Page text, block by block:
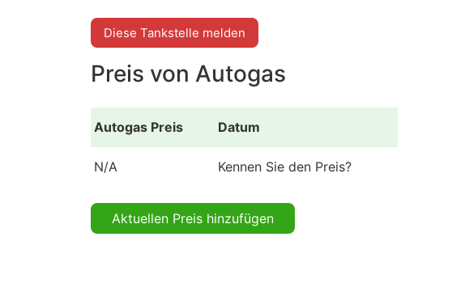
Diese Tankstelle melden
Preis von Autogas
Autogas Preis Datum
N/A Kennen Sie den Preis?
Aktuellen Preis hinzufügen